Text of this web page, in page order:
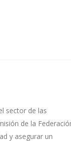
sector de las
de la
y asegurar un